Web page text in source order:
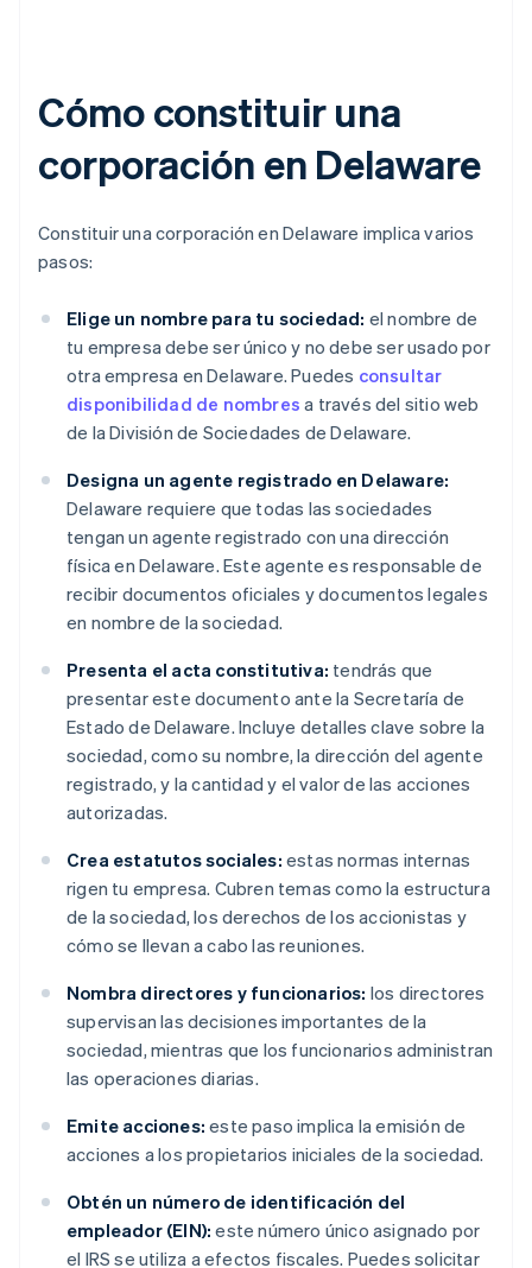
Cómo constituir una
corporación en Delaware
Constituir una corporación en Delaware implica varios
pasos:
Elige un nombre para tu sociedad: el nombre de
tu empresa debe ser único y no debe ser usado por
otra empresa en Delaware. Puedes consultar
disponibilidad de nombres a través del sitio web
de la División de Sociedades de Delaware.
Designa un agente registrado en Delaware:
Delaware requiere que todas las sociedades
tengan un agente registrado con una dirección
física en Delaware. Este agente es responsable de
recibir documentos oficiales y documentos legales
en nombre de la sociedad.
Presenta el acta constitutiva: tendrás que
presentar este documento ante la Secretaría de
Estado de Delaware. Incluye detalles clave sobre la
sociedad, como su nombre, la dirección del agente
registrado, y la cantidad y el valor de las acciones
autorizadas.
Crea estatutos sociales: estas normas internas
rigen tu empresa. Cubren temas como la estructura
de la sociedad, los derechos de los accionistas y
cómo se llevan a cabo las reuniones.
Nombra directores y funcionarios: los directores
supervisan las decisiones importantes de la
sociedad, mientras que los funcionarios administran
las operaciones diarias.
Emite acciones: este paso implica la emisión de
acciones a los propietarios iniciales de la sociedad.
Obtén un número de identificación del
empleador (EIN): este número único asignado por
el IRS se utiliza a efectos fiscales. Puedes solicitar